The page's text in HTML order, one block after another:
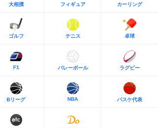
大相撲 フィギュア カーリング
ゴルフ テニス 卓球
F1 バレーボール ラグビー
Bリーグ NBA バスケ代表